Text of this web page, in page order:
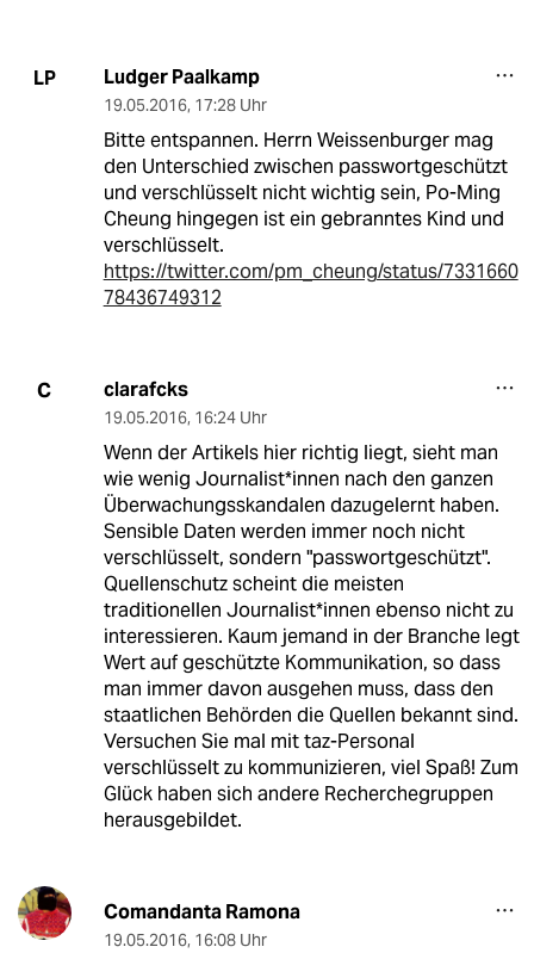
LP Ludger Paalkamp
19.05.2016, 17:28 Uhr
Bitte entspannen. Herrn Weissenburger mag
den Unterschied zwischen passwortgeschützt
und verschlüsselt nicht wichtig sein, Po-Ming
Cheung hingegen ist ein gebranntes Kind und
verschlüsselt.
https://twitter.com/pm_cheung/status/7331660
78436749312
C clarafcks
19.05.2016, 16:24 Uhr
Wenn der Artikels hier richtig liegt, sieht man
wie wenig Journalist*innen nach den ganzen
Überwachungsskandalen dazugelernt haben.
Sensible Daten werden immer noch nicht
verschlüsselt, sondern "passwortgeschützt".
Quellenschutz scheint die meisten
traditionellen Journalist*innen ebenso nicht zu
interessieren. Kaum jemand in der Branche legt
Wert auf geschützte Kommunikation, so dass
man immer davon ausgehen muss, dass den
staatlichen Behörden die Quellen bekannt sind.
Versuchen Sie mal mit taz-Personal
verschlüsselt zu kommunizieren, viel Spaß! Zum
Glück haben sich andere Recherchegruppen
herausgebildet.
Comandanta Ramona
19.05.2016, 16:08 Uhr